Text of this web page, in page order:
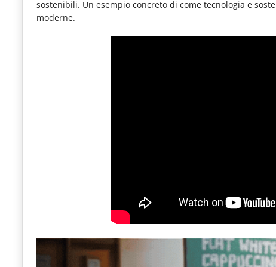
le
sostenibili. Un esempio concreto di come tecnologia e
moderne.